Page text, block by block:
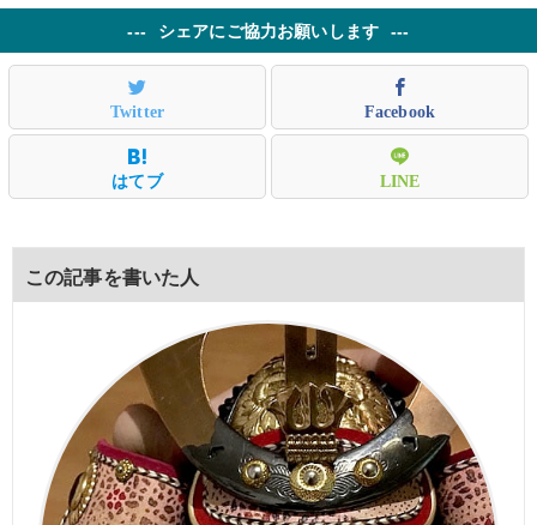
シェアにご協力お願いします
この記事を書いた人